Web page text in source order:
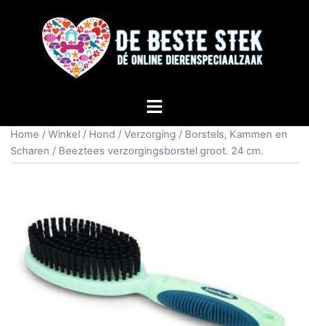
Home / Winkel / Hond / Verzorging / Borstels, Kammen en
Scharen / Beeztees verzorgingsborstel groot. 24 cm.